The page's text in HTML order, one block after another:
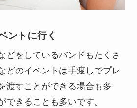
ントに行く
どをしているバンドもたくさ
どのイベントは手渡しでプレ
渡すことができる場合も多
できることも多いです。